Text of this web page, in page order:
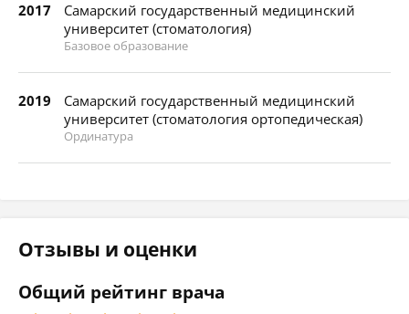
2017
Самарский государственный медицинский
университет (стоматология)
Базовое образование
2019
Самарский государственный медицинский
университет (стоматология ортопедическая)
Ординатура
Отзывы и оценки
Общий рейтинг врача